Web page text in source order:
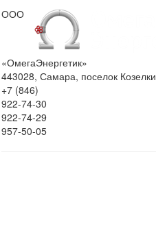
ООО
«ОмегаЭнергетик»
443028, Самара, поселок Козелки
+7 (846)
922-74-30
922-74-29
957-50-05